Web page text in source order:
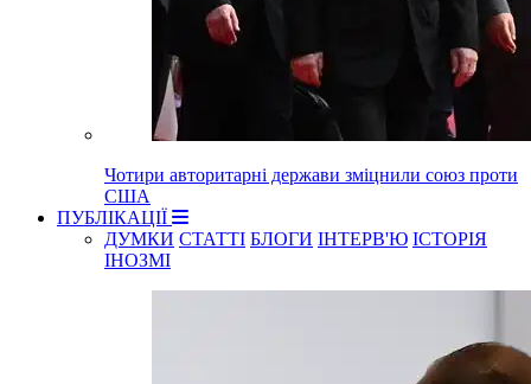
Чотири авторитарні держави зміцнили союз проти
США
ПУБЛІКАЦІЇ
ДУМКИ СТАТТІ БЛОГИ ІНТЕРВ'Ю ІСТОРІЯ
ІНОЗМІ